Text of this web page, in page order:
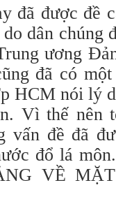
đã được đề
dân chúng
ương
đã có
HCM nói lý
Vì thế nên
vấn đề đã
đổ lá
VỀ